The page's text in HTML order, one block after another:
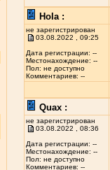
Hola :
не зарегистрирован
03.08.2022 , 09:25
Дата регистрации: --
Местонахождение: --
Пол: не доступно
Комментариев: --
Quax :
не зарегистрирован
03.08.2022 , 08:36
Дата регистрации: --
Местонахождение: --
Пол: не доступно
Комментариев: --